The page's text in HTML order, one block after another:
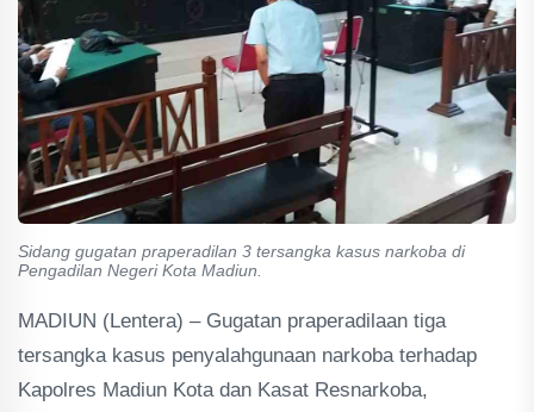
Sidang gugatan praperadilan 3 tersangka kasus narkoba di
Pengadilan Negeri Kota Madiun.
MADIUN (Lentera) – Gugatan praperadilaan tiga
tersangka kasus penyalahgunaan narkoba terhadap
Kapolres Madiun Kota dan Kasat Resnarkoba,